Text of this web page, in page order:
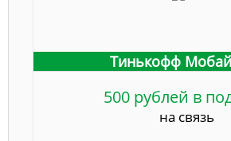
Тинькофф
500 рублей в
на связь